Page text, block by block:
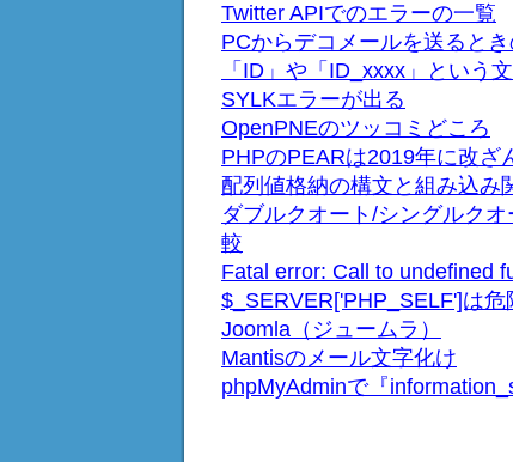
Twitter APIでのエラーの一覧
PCからデコメールを送ると
「ID」や「ID_xxxx」という
SYLKエラーが出る
OpenPNEのツッコミどころ
PHPのPEARは2019年に改ざ
配列値格納の構文と組み込み
ダブルクオート/シングルク
較
Fatal error: Call to undefined
$_SERVER['PHP_SELF']は危
Joomla（ジュームラ）
Mantisのメール文字化け
phpMyAdminで『